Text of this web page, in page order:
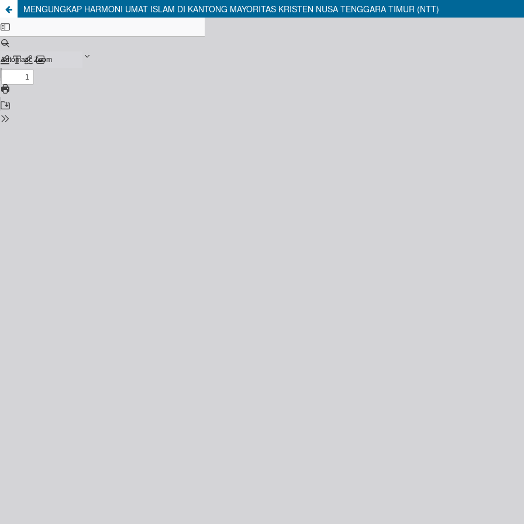
MENGUNGKAP HARMONI UMAT ISLAM DI KANTONG MAYORITAS KRISTEN NUSA TENGGARA TIMUR (NTT)